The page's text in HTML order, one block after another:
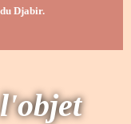
Djabir.